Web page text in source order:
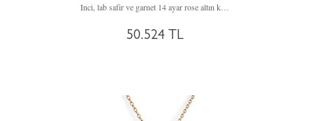
Inci, lab safir ve garnet 14 ayar rose altın kolye (40 cm rose altın rolo zincir)
50.524 TL